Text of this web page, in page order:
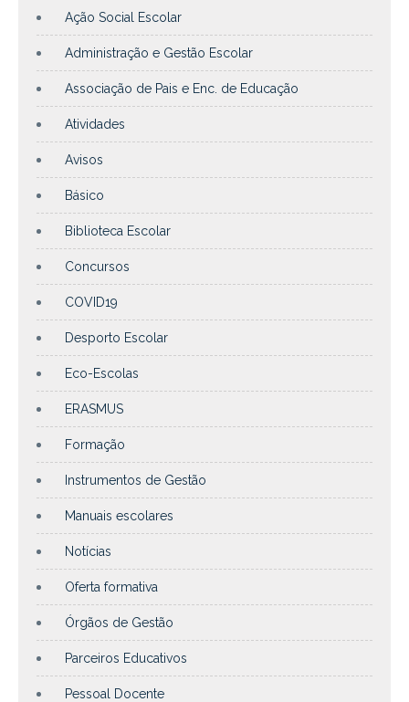
Ação Social Escolar
Administração e Gestão Escolar
Associação de Pais e Enc. de Educação
Atividades
Avisos
Básico
Biblioteca Escolar
Concursos
COVID19
Desporto Escolar
Eco-Escolas
ERASMUS
Formação
Instrumentos de Gestão
Manuais escolares
Notícias
Oferta formativa
Órgãos de Gestão
Parceiros Educativos
Pessoal Docente